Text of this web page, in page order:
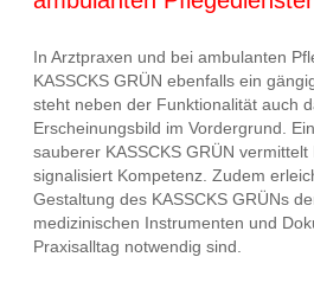
In Arztpraxen und bei ambulanten
KASSCKS GRÜN ebenfalls ein
steht neben der Funktionalität auch
Erscheinungsbild im Vordergrund.
sauberer KASSCKS GRÜN
signalisiert Kompetenz. Zudem
Gestaltung des KASSCKS GRÜNs
medizinischen Instrumenten und
Praxisalltag notwendig sind.